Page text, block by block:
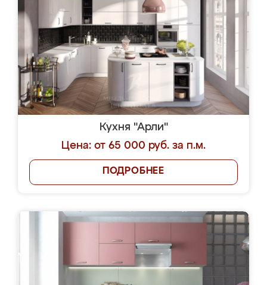
Кухня "Арли"
Цена: от 65 000 руб. за п.м.
ПОДРОБНЕЕ